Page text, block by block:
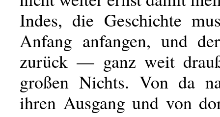
Indes, die Geschichte
Anfang anfangen, und
zurück — ganz weit
großen Nichts. Von da
ihren Ausgang und von